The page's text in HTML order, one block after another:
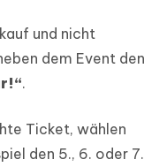
und nicht
dem Event den
.
Ticket, wählen
den 5., 6. oder 7.